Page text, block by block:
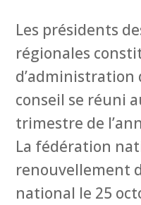
Les présidents
régionales
d’administration
conseil se réuni
trimestre de
La fédération
renouvellement
national le 25